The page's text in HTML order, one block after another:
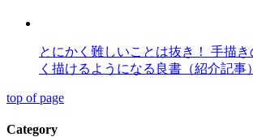
とにかく難しいことは抜き！ 手描
く描けるようになる良書（紹介記事）
top of page
Category